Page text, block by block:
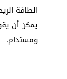
الطاقة
يمكن أن
ومستدام.